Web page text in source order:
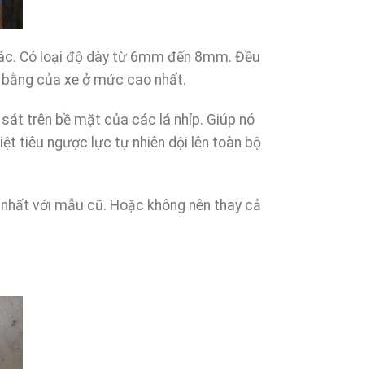
Có loại độ dày từ 6mm đến 8mm. Đều
của xe ở mức cao nhất.
trên bề mặt của các lá nhíp. Giúp nó
tiêu ngược lực tự nhiên dội lên toàn bộ
với mẫu cũ. Hoặc không nên thay cả